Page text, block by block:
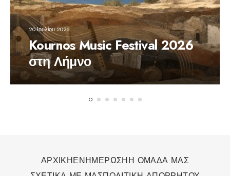
20 Ιουλίου 2026
Kournos Music Festival 2026
στη Λήμνο
ΑΡΧΙΚΗΕΝΗΜΕΡΩΣΗΗ ΟΜΑΔΑ ΜΑΣ